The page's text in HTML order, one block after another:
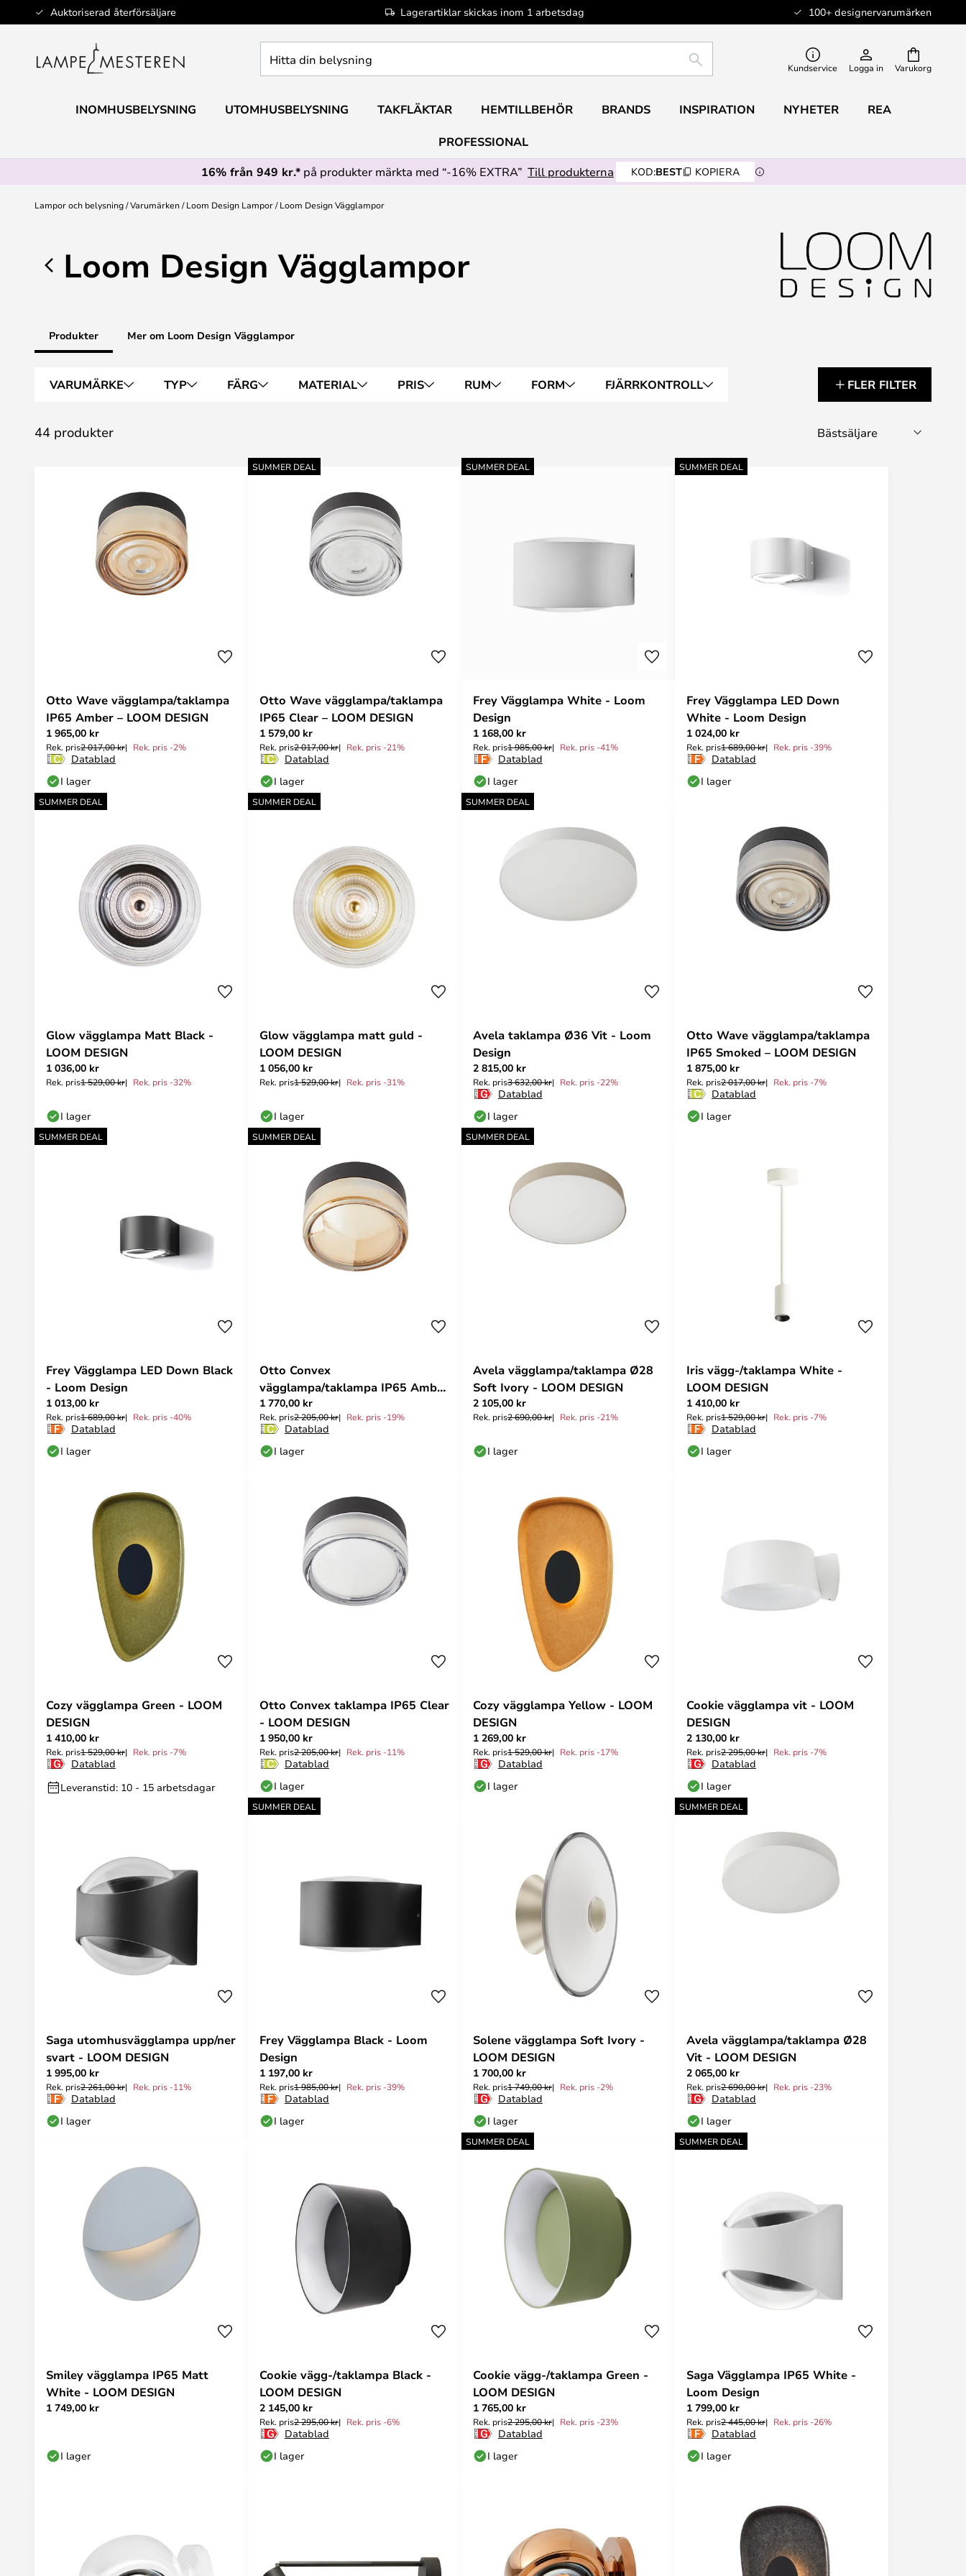
Auktoriserad återförsäljare Lagerartiklar skickas inom 1 arbetsdag 100+ designervarumärken
Hoppa
till
Varukorg
din
SÖK Kundservice Logga in
INOMHUSBELYSNING UTOMHUSBELYSNING TAKFLÄKTAR HEMTILLBEHÖR BRANDS INSPIRATION NYHETER REA
PROFESSIONAL
16% från 949 kr.* på produkter märkta med “-16% EXTRA” Till produkterna KOD:BEST KOPIERA
Lampor och belysning Varumärken Loom Design Lampor Loom Design Vägglampor
Loom Design Vägglampor
Produkter Mer om Loom Design Vägglampor
VARUMÄRKE TYP FÄRG MATERIAL PRIS RUM FORM FJÄRRKONTROLL FLER FILTER
44 produkter
Otto Wave vägglampa/taklampa
IP65 Amber – LOOM DESIGN
1 965,00 kr
Rek. pris2 017,00 kr Rek. pris -2%
Datablad
I lager
SUMMER DEAL
Otto Wave vägglampa/taklampa
IP65 Clear – LOOM DESIGN
1 579,00 kr
Rek. pris2 017,00 kr Rek. pris -21%
Datablad
I lager
SUMMER DEAL
Frey Vägglampa White - Loom
Design
1 168,00 kr
Rek. pris1 985,00 kr Rek. pris -41%
Datablad
I lager
SUMMER DEAL
Frey Vägglampa LED Down
White - Loom Design
1 024,00 kr
Rek. pris1 689,00 kr Rek. pris -39%
Datablad
I lager
SUMMER DEAL
Glow vägglampa Matt Black -
LOOM DESIGN
1 036,00 kr
Rek. pris1 529,00 kr Rek. pris -32%
I lager
SUMMER DEAL
Glow vägglampa matt guld -
LOOM DESIGN
1 056,00 kr
Rek. pris1 529,00 kr Rek. pris -31%
I lager
SUMMER DEAL
Avela taklampa Ø36 Vit - Loom
Design
2 815,00 kr
Rek. pris3 632,00 kr Rek. pris -22%
Datablad
I lager
Otto Wave vägglampa/taklampa
IP65 Smoked – LOOM DESIGN
1 875,00 kr
Rek. pris2 017,00 kr Rek. pris -7%
Datablad
I lager
SUMMER DEAL
Frey Vägglampa LED Down Black
- Loom Design
1 013,00 kr
Rek. pris1 689,00 kr Rek. pris -40%
Datablad
I lager
SUMMER DEAL
Otto Convex
vägglampa/taklampa IP65 Amber
- LOOM DESIGN
1 770,00 kr
Rek. pris2 205,00 kr Rek. pris -19%
Datablad
I lager
SUMMER DEAL
Avela vägglampa/taklampa Ø28
Soft Ivory - LOOM DESIGN
2 105,00 kr
Rek. pris2 690,00 kr Rek. pris -21%
I lager
Iris vägg-/taklampa White -
LOOM DESIGN
1 410,00 kr
Rek. pris1 529,00 kr Rek. pris -7%
Datablad
I lager
Cozy vägglampa Green - LOOM
DESIGN
1 410,00 kr
Rek. pris1 529,00 kr Rek. pris -7%
Datablad
Leveranstid: 10 - 15 arbetsdagar
Otto Convex taklampa IP65 Clear
- LOOM DESIGN
1 950,00 kr
Rek. pris2 205,00 kr Rek. pris -11%
Datablad
I lager
Cozy vägglampa Yellow - LOOM
DESIGN
1 269,00 kr
Rek. pris1 529,00 kr Rek. pris -17%
Datablad
I lager
Cookie vägglampa vit - LOOM
DESIGN
2 130,00 kr
Rek. pris2 295,00 kr Rek. pris -7%
Datablad
I lager
Saga utomhusvägglampa upp/ner
svart - LOOM DESIGN
1 995,00 kr
Rek. pris2 261,00 kr Rek. pris -11%
Datablad
I lager
SUMMER DEAL
Frey Vägglampa Black - Loom
Design
1 197,00 kr
Rek. pris1 985,00 kr Rek. pris -39%
Datablad
I lager
Solene vägglampa Soft Ivory -
LOOM DESIGN
1 700,00 kr
Rek. pris1 749,00 kr Rek. pris -2%
Datablad
I lager
SUMMER DEAL
Avela vägglampa/taklampa Ø28
Vit - LOOM DESIGN
2 065,00 kr
Rek. pris2 690,00 kr Rek. pris -23%
Datablad
I lager
Smiley vägglampa IP65 Matt
White - LOOM DESIGN
1 749,00 kr
I lager
Cookie vägg-/taklampa Black -
LOOM DESIGN
2 145,00 kr
Rek. pris2 295,00 kr Rek. pris -6%
Datablad
I lager
SUMMER DEAL
Cookie vägg-/taklampa Green -
LOOM DESIGN
1 765,00 kr
Rek. pris2 295,00 kr Rek. pris -23%
Datablad
I lager
SUMMER DEAL
Saga Vägglampa IP65 White -
Loom Design
1 799,00 kr
Rek. pris2 445,00 kr Rek. pris -26%
Datablad
I lager